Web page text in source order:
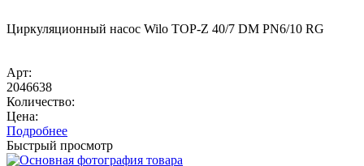
Циркуляционный насос Wilo TOP-Z 40/7 DM PN6/10 RG
Арт:
2046638
Количество:
Цена:
Подробнее
Быстрый просмотр